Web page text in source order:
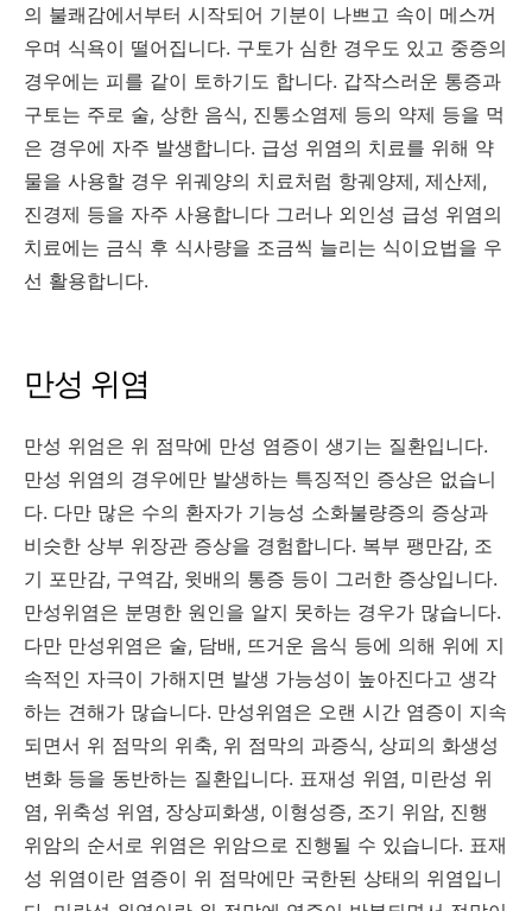
의 불쾌감에서부터 시작되어 기분이 나쁘고 속이 메스꺼
우며 식욕이 떨어집니다. 구토가 심한 경우도 있고 중증의
경우에는 피를 같이 토하기도 합니다. 갑작스러운 통증과
구토는 주로 술, 상한 음식, 진통소염제 등의 약제 등을 먹
은 경우에 자주 발생합니다. 급성 위염의 치료를 위해 약
물을 사용할 경우 위궤양의 치료처럼 항궤양제, 제산제,
진경제 등을 자주 사용합니다 그러나 외인성 급성 위염의
치료에는 금식 후 식사량을 조금씩 늘리는 식이요법을 우
선 활용합니다.
만성 위염
만성 위엄은 위 점막에 만성 염증이 생기는 질환입니다.
만성 위염의 경우에만 발생하는 특징적인 증상은 없습니
다. 다만 많은 수의 환자가 기능성 소화불량증의 증상과
비슷한 상부 위장관 증상을 경험합니다. 복부 팽만감, 조
기 포만감, 구역감, 윗배의 통증 등이 그러한 증상입니다.
만성위염은 분명한 원인을 알지 못하는 경우가 많습니다.
다만 만성위염은 술, 담배, 뜨거운 음식 등에 의해 위에 지
속적인 자극이 가해지면 발생 가능성이 높아진다고 생각
하는 견해가 많습니다. 만성위염은 오랜 시간 염증이 지속
되면서 위 점막의 위축, 위 점막의 과증식, 상피의 화생성
변화 등을 동반하는 질환입니다. 표재성 위염, 미란성 위
염, 위축성 위염, 장상피화생, 이형성증, 조기 위암, 진행
위암의 순서로 위염은 위암으로 진행될 수 있습니다. 표재
성 위염이란 염증이 위 점막에만 국한된 상태의 위염입니